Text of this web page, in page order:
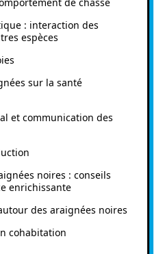
: interaction des
espèces
sur la santé
et communication des
noires : conseils
enrichissante
des araignées noires
cohabitation